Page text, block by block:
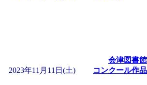
みなづる
2023年11月11日(土)
会津図書
コンクール作